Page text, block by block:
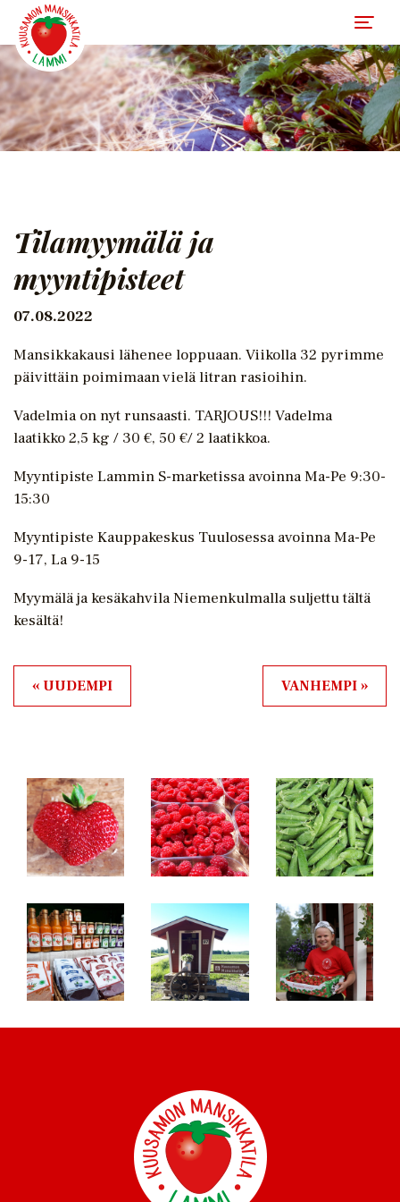
Tilamyymälä ja
myyntipisteet
07.08.2022
Mansikkakausi lähenee loppuaan. Viikolla 32 pyrimme
päivittäin poimimaan vielä litran rasioihin.
Vadelmia on nyt runsaasti. TARJOUS!!! Vadelma
laatikko 2,5 kg / 30 €, 50 €/ 2 laatikkoa.
Myyntipiste Lammin S-marketissa avoinna Ma-Pe 9:30-
15:30
Myyntipiste Kauppakeskus Tuulosessa avoinna Ma-Pe
9-17, La 9-15
Myymälä ja kesäkahvila Niemenkulmalla suljettu tältä
kesältä!
VANHEMPI »
« UUDEMPI